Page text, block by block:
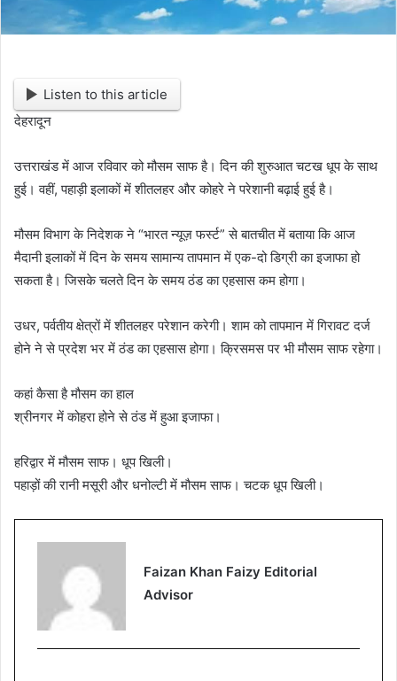
Listen to this article
देहरादून
उत्तराखंड में आज रविवार को मौसम साफ है। दिन की शुरुआत चटख धूप के साथ
हुई। वहीं, पहाड़ी इलाकों में शीतलहर और कोहरे ने परेशानी बढ़ाई हुई है।
मौसम विभाग के निदेशक ने “भारत न्यूज़ फर्स्ट” से बातचीत में बताया कि आज
मैदानी इलाकों में दिन के समय सामान्य तापमान में एक-दो डिग्री का इजाफा हो
सकता है। जिसके चलते दिन के समय ठंड का एहसास कम होगा।
उधर, पर्वतीय क्षेत्रों में शीतलहर परेशान करेगी। शाम को तापमान में गिरावट दर्ज
होने ने से प्रदेश भर में ठंड का एहसास होगा। क्रिसमस पर भी मौसम साफ रहेगा।
कहां कैसा है मौसम का हाल
श्रीनगर में कोहरा होने से ठंड में हुआ इजाफा।
हरिद्वार में मौसम साफ। धूप खिली।
पहाड़ों की रानी मसूरी और धनोल्टी में मौसम साफ। चटक धूप खिली।
Faizan Khan Faizy Editorial
Advisor